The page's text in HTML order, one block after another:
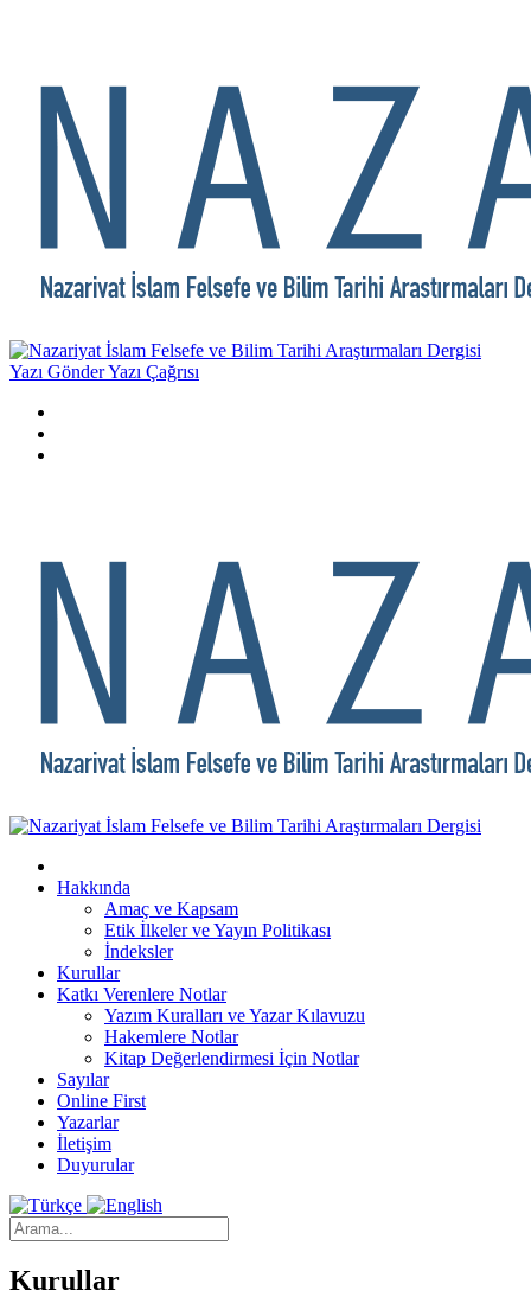
Yazı GönderYazı Çağrısı
Hakkında
Amaç ve Kapsam
Etik İlkeler ve Yayın Politikası
İndeksler
Kurullar
Katkı Verenlere Notlar
Yazım Kuralları ve Yazar Kılavuzu
Hakemlere Notlar
Kitap Değerlendirmesi İçin Notlar
Sayılar
Online First
Yazarlar
İletişim
Duyurular
Kurullar